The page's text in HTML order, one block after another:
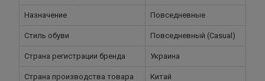
Назначение Повседневные
Стиль обуви Повседневный (Casual)
Страна регистрации бренда Украина
Страна производства товара Китай